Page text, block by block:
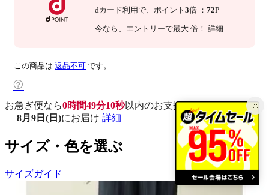
dカード利用で、 ポイント 3倍 ： 72P
今なら 、エントリーで最大 倍！ 詳細
この商品は 返品不可 です。
お急ぎ便なら0時間49分09秒以内のお支払いで
8月9日(日)にお届け 詳細
サイズ・色を選ぶ
サイズガイド